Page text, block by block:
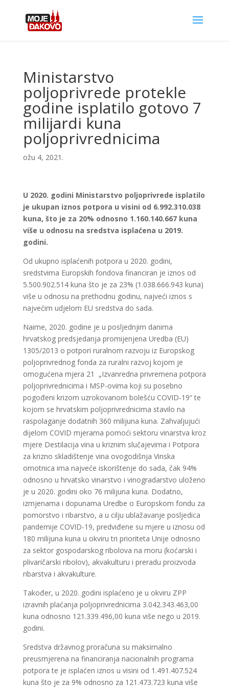
Ministarstvo
poljoprivrede protekle
godine isplatilo gotovo 7
milijardi kuna
poljoprivrednicima
ožu 4, 2021.
U 2020. godini Ministarstvo poljoprivrede isplatilo
je ukupan iznos potpora u visini od 6.992.310.038
kuna, što je za 20% odnosno 1.160.140.667 kuna
više u odnosu na sredstva isplaćena u 2019.
godini.
Od ukupno isplaćenih potpora u 2020. godini,
sredstvima Europskih fondova financiran je iznos od
5.500.902.514 kuna što je za 23% (1.038.666.943 kuna)
više u odnosu na prethodnu godinu, najveći iznos s
najvećim udjelom EU sredstva do sada.
Naime, 2020. godine je u posljednjim danima
hrvatskog predsjedanja promijenjena Uredba (EU)
1305/2013 o potpori ruralnom razvoju iz Europskog
poljoprivrednog fonda za ruralni razvoj kojom je
omogućena mjera 21 „Izvanredna privremena potpora
poljoprivrednicima i MSP-ovima koji su posebno
pogođeni krizom uzrokovanom bolešću COVID-19“ te
kojom se hrvatskim poljoprivrednicima stavilo na
raspolaganje dodatnih 360 milijuna kuna. Zahvaljujući
dijelom COVID mjerama pomoći sektoru vinarstva kroz
mjere Destilacija vina u kriznim slučajevima i Potpora
za krizno skladištenje vina ovogodišnja Vinska
omotnica ima najveće iskorištenje do sada, čak 94%
odnosno u hrvatsko vinarstvo i vinogradarstvo uloženo
je u 2020. godini oko 76 milijuna kuna. Dodatno,
izmjenama i dopunama Uredbe o Europskom fondu za
pomorstvo i ribarstvo, a u cilju ublažavanje posljedica
pandemije COVID-19, predviđene su mjere u iznosu od
180 milijuna kuna u okviru tri prioriteta Unije odnosno
za sektor gospodarskog ribolova na moru (koćarski i
plivaričarski ribolov), akvakulturu i preradu proizvoda
ribarstva i akvakulture.
Također, u 2020. godini isplaćeno je u okviru ZPP
izravnih plaćanja poljoprivrednicima 3.042.343.463,00
kuna odnosno 121.339.496,00 kuna više nego u 2019.
godini.
Sredstva državnog proračuna su maksimalno
preusmjerena na financiranja nacionalnih programa
potpora te je isplaćen iznos u visini od 1.491.407.524
kuna što je za 9% odnosno za 121.473.723 kuna više